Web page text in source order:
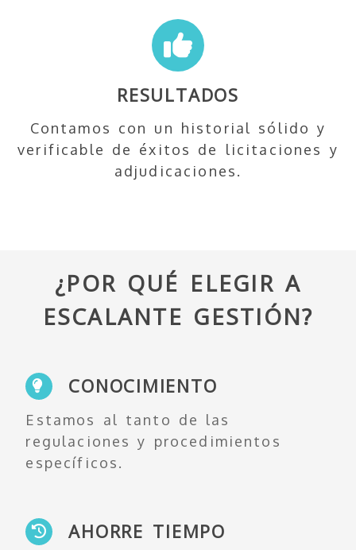
RESULTADOS
Contamos con un historial sólido y
verificable de éxitos de licitaciones y
adjudicaciones.
¿POR QUÉ ELEGIR A
ESCALANTE GESTIÓN?
CONOCIMIENTO
Estamos al tanto de las
regulaciones y procedimientos
específicos.
AHORRE TIEMPO